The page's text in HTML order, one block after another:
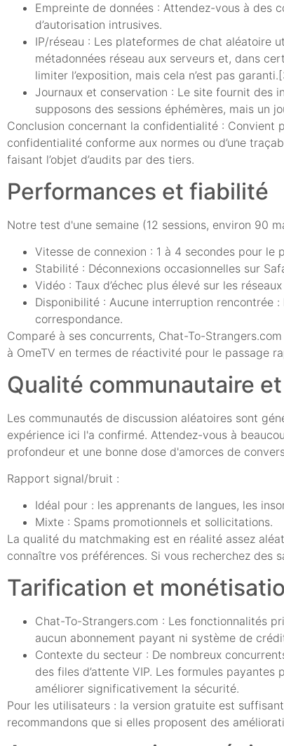
Empreinte de données : Attendez-vous à des
d’autorisation intrusives.
IP/réseau : Les plateformes de chat aléatoire
métadonnées réseau aux serveurs et, dans
limiter l’exposition, mais cela n’est pas
Journaux et conservation : Le site fournit des
supposons des sessions éphémères, mais un
Conclusion concernant la confidentialité : Convient
confidentialité conforme aux normes ou d’une
faisant l’objet d’audits par des tiers.
Performances et fiabilité
Notre test d'une semaine (12 sessions, environ 90
Vitesse de connexion : 1 à 4 secondes pour
Stabilité : Déconnexions occasionnelles sur
Vidéo : Taux d’échec plus élevé sur les
Disponibilité : Aucune interruption rencontrée
correspondance.
Comparé à ses concurrents, Chat-To-
à OmeTV en termes de réactivité pour le passage
Qualité communautaire
Les communautés de discussion aléatoires sont
expérience ici l'a confirmé. Attendez-vous à
profondeur et une bonne dose d'amorces de
Rapport signal/bruit :
Idéal pour : les apprenants de langues, les
Mixte : Spams promotionnels et sollicitations.
La qualité du matchmaking est en réalité assez
connaître vos préférences. Si vous recherchez des
Tarification et
Chat-To-Strangers.com : Les fonctionnalités
aucun abonnement payant ni système de
Contexte du secteur : De nombreux
des files d’attente VIP. Les formules
améliorer significativement la sécurité.
Pour les utilisateurs : la version gratuite est
recommandons que si elles proposent des